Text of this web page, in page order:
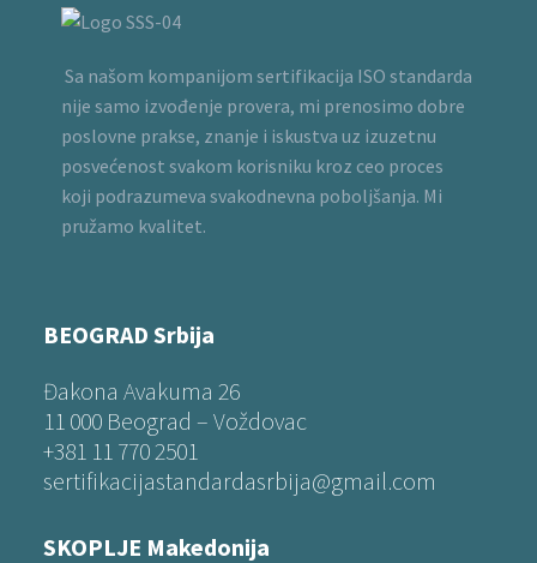
Sa našom kompanijom sertifikacija ISO standarda
nije samo izvođenje provera, mi prenosimo dobre
poslovne prakse, znanje i iskustva uz izuzetnu
posvećenost svakom korisniku kroz ceo proces
koji podrazumeva svakodnevna poboljšanja. Mi
pružamo kvalitet.
BEOGRAD Srbija
Đakona Avakuma 26
11 000 Beograd – Voždovac
+381 11 770 2501
sertifikacijastandardasrbija@gmail.com
SKOPLJE Makedonija